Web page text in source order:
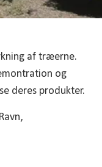
af træerne.
og
deres produkter.